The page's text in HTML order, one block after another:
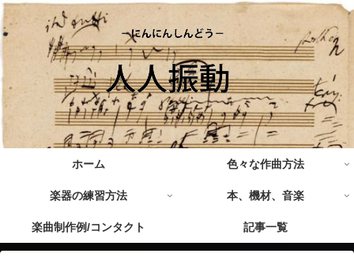
ホーム 色々な作曲方法
楽器の練習方法 本、機材、音楽
楽曲制作例/コンタクト 記事一覧